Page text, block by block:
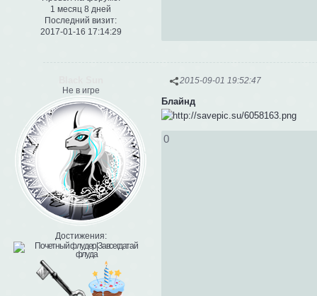
1 месяц 8 дней
Последний визит:
2017-01-16 17:14:29
2015-09-01 19:52:47
Не в игре
Достижения:
Блайнд
0